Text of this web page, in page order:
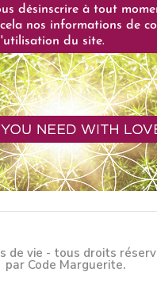
désinscrire à tout
nos informations de
du site.
de vie - tous droits
par Code Marguerite.